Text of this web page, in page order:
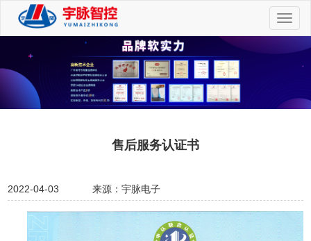
切
换
售后服务认证书
2022-04-03 来源：宇脉电子